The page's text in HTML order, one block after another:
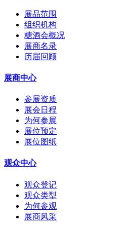
展品范围
组织机构
糖酒会概况
展商名录
历届回顾
展商中心
参展资质
展会日程
为何参展
展位预定
展位图纸
观众中心
观众登记
观众类型
为何参观
展商风采